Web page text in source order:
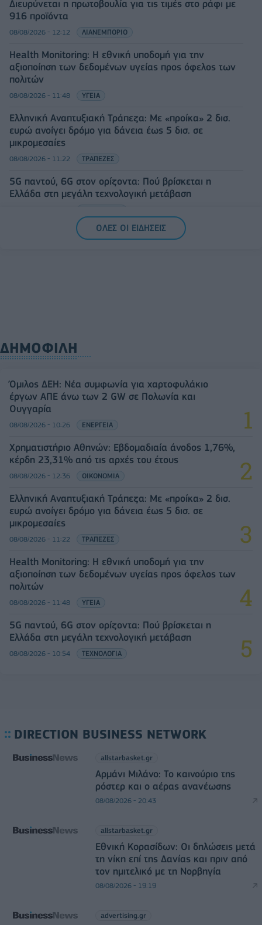
Διευρύνεται η πρωτοβουλία για τις τιμές στο ράφι με
916 προϊόντα
08/08/2026 - 12:12 ΛΙΑΝΕΜΠΟΡΙΟ
Health Monitoring: Η εθνική υποδομή για την
αξιοποίηση των δεδομένων υγείας προς όφελος των
πολιτών
08/08/2026 - 11:48 ΥΓΕΙΑ
Ελληνική Αναπτυξιακή Τράπεζα: Με «προίκα» 2 δισ.
ευρώ ανοίγει δρόμο για δάνεια έως 5 δισ. σε
μικρομεσαίες
08/08/2026 - 11:22 ΤΡΑΠΕΖΕΣ
5G παντού, 6G στον ορίζοντα: Πού βρίσκεται η
Ελλάδα στη μεγάλη τεχνολογική μετάβαση
ΟΛΕΣ ΟΙ ΕΙΔΗΣΕΙΣ
ΔΗΜΟΦΙΛΗ
Όμιλος ΔΕΗ: Νέα συμφωνία για χαρτοφυλάκιο
έργων ΑΠΕ άνω των 2 GW σε Πολωνία και
Ουγγαρία
08/08/2026 - 10:26 ΕΝΕΡΓΕΙΑ
Χρηματιστήριο Αθηνών: Εβδομαδιαία άνοδος 1,76%,
κέρδη 23,31% από τις αρχές του έτους
08/08/2026 - 12:36 ΟΙΚΟΝΟΜΙΑ
Ελληνική Αναπτυξιακή Τράπεζα: Με «προίκα» 2 δισ.
ευρώ ανοίγει δρόμο για δάνεια έως 5 δισ. σε
μικρομεσαίες
08/08/2026 - 11:22 ΤΡΑΠΕΖΕΣ
Health Monitoring: Η εθνική υποδομή για την
αξιοποίηση των δεδομένων υγείας προς όφελος των
πολιτών
08/08/2026 - 11:48 ΥΓΕΙΑ
5G παντού, 6G στον ορίζοντα: Πού βρίσκεται η
Ελλάδα στη μεγάλη τεχνολογική μετάβαση
08/08/2026 - 10:54 ΤΕΧΝΟΛΟΓΙΑ
DIRECTION BUSINESS NETWORK
allstarbasket.gr
Αρμάνι Μιλάνο: Το καινούριο της
ρόστερ και ο αέρας ανανέωσης
08/08/2026 - 20:43
allstarbasket.gr
Εθνική Κορασίδων: Οι δηλώσεις μετά
τη νίκη επί της Δανίας και πριν από
τον ημιτελικό με τη Νορβηγία
08/08/2026 - 19:19
advertising.gr